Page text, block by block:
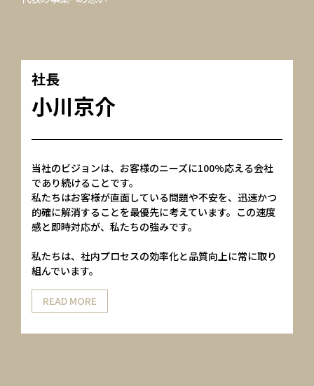
社長
小川京介
当社のビジョンは、お客様のニーズに100%応える会社
であり続けることです。
私たちはお客様が直面している問題や不安を、迅速かつ
的確に解消することを最優先に考えています。この速度
感と即時対応が、私たちの強みです。
私たちは、社内プロセスの効率化と品質向上に常に取り
組んでいます。
READ MORE